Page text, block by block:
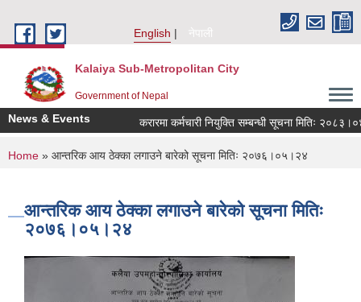
English
नेपाली
Kalaiya Sub-Metropolitan City
Government of Nepal
News & Events करारमा कर्मचारी नियुक्ति सम्बन्धी सूचना मितिः
You are here
Home » आन्तरिक आय ठेक्का लगाउने बारेको सूचना मितिः २०७६।०५।२४
आन्तरिक आय ठेक्का लगाउने बारेको सूचना मितिः
२०७६।०५।२४